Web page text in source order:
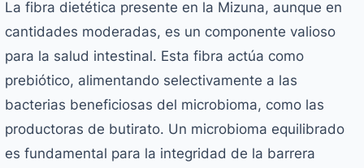
La fibra dietética presente en la Mizuna, aunque en
cantidades moderadas, es un componente valioso
para la salud intestinal. Esta fibra actúa como
prebiótico, alimentando selectivamente a las
bacterias beneficiosas del microbioma, como las
productoras de butirato. Un microbioma equilibrado
es fundamental para la integridad de la barrera